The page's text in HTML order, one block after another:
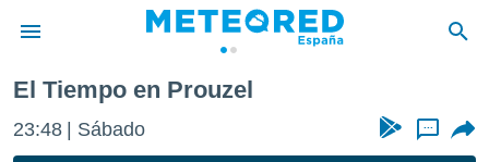
de
El Tiempo en Prouzel
23:48 Sábado ...